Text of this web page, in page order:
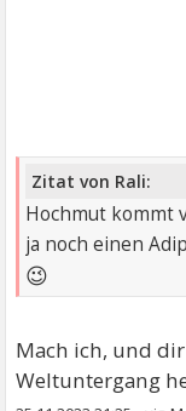
Zitat von Rali:
Hochmut kommt
ja noch einen
😉
Mach ich, und
Weltuntergang